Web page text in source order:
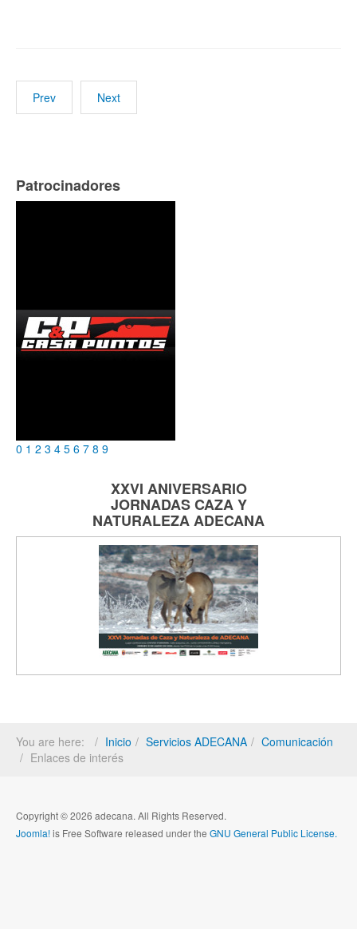
Prev Next
Patrocinadores
0 1 2 3 4 5 6 7 8 9
XXVI ANIVERSARIO
JORNADASCAZA Y
NATURALEZAADECANA
You are here: Inicio Servicios ADECANA
Comunicación
Enlaces de interés
Copyright © 2026 adecana. All Rights Reserved.
Joomla!is Free Software released under the GNU General Public License.